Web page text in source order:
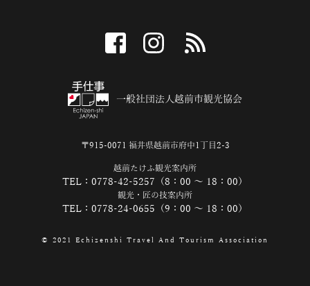
facebook instagram
一般社団法人越前市観光協会
〒915-0071 福井県越前市府中1丁目2-3
越前たけふ観光案内所
TEL：0778-42-5257（8：00 ～ 18：00）
観光・匠の技案内所
TEL：0778-24-0655（9：00 ～ 18：00）
© 2021 Echizenshi Travel And Tourism Association